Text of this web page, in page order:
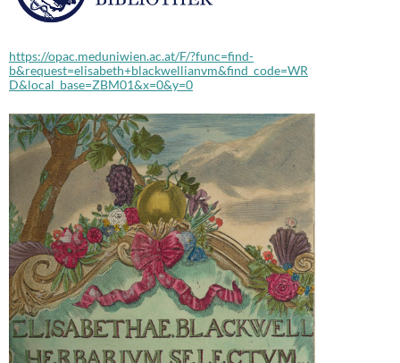
https://opac.meduniwien.ac.at/F/?func=find-
b&request=elisabeth+blackwellianvm&find_code=WR
D&local_base=ZBM01&x=0&y=0